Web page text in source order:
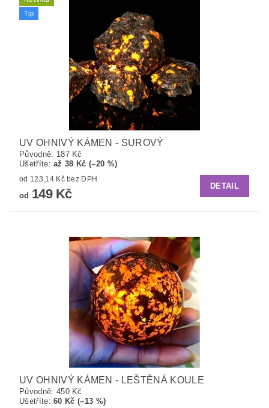
Tip
UV OHNIVÝ KÁMEN - SUROVÝ
Původně: 187 Kč
Ušetříte:až 38 Kč (–20 %)
od 123,14 Kč bez DPH
od 149 Kč
DETAIL
UV OHNIVÝ KÁMEN - LEŠTĚNÁ KOULE
Původně: 450 Kč
Ušetříte:60 Kč (–13 %)